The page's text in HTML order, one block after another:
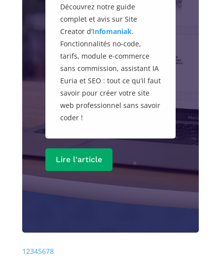
Découvrez notre guide
complet et avis sur Site
Creator d’Infomaniak.
Fonctionnalités no-code,
tarifs, module e-commerce
sans commission, assistant IA
Euria et SEO : tout ce qu’il faut
savoir pour créer votre site
web professionnel sans savoir
coder !
Lire l'article
1 2345678